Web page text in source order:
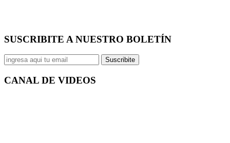
SUSCRIBITE A NUESTRO BOLETÍN
Suscribite
CANAL DE VIDEOS